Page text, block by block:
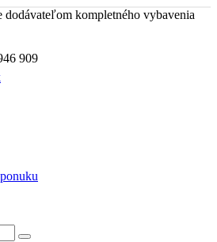
dodávateľom kompletného vybavenia
909